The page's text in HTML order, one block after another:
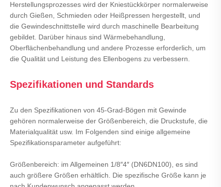
Herstellungsprozesses wird der Kniestückkörper normalerweise
durch Gießen, Schmieden oder Heißpressen hergestellt, und
die Gewindeschnittstelle wird durch maschinelle Bearbeitung
gebildet. Darüber hinaus sind Wärmebehandlung,
Oberflächenbehandlung und andere Prozesse erforderlich, um
die Qualität und Leistung des Ellenbogens zu verbessern.
Spezifikationen und Standards
Zu den Spezifikationen von 45-Grad-Bögen mit Gewinde
gehören normalerweise der Größenbereich, die Druckstufe, die
Materialqualität usw. Im Folgenden sind einige allgemeine
Spezifikationsparameter aufgeführt:
Größenbereich: im Allgemeinen 1/8″4″ (DN6DN100), es sind
auch größere Größen erhältlich. Die spezifische Größe kann je